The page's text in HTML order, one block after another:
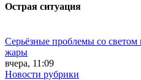
Острая ситуация
Серьёзные проблемы со светом
жары
вчера, 11:09
Новости рубрики